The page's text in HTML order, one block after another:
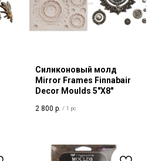
Силиконовый молд
Mirror Frames Finnabair
Decor Moulds 5"X8"
2 800 р. / 1 pc